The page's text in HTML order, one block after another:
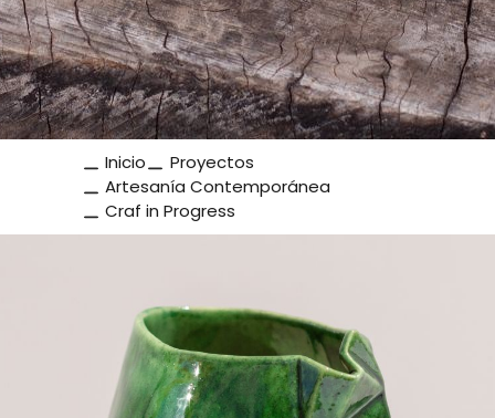
Inicio
Proyectos
Artesanía Contemporánea
Craf in Progress